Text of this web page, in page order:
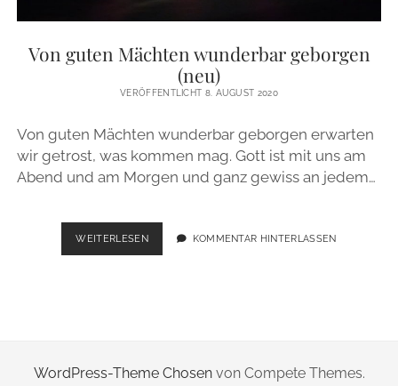
Von guten Mächten wunderbar geborgen
(neu)
VERÖFFENTLICHT 8. AUGUST 2020
Von guten Mächten wunderbar geborgen erwarten
wir getrost, was kommen mag. Gott ist mit uns am
Abend und am Morgen und ganz gewiss an jedem…
WEITERLESENVON
GUTEN
KOMMENTAR HINTERLASSEN
WordPress-Theme Chosenvon Compete Themes.